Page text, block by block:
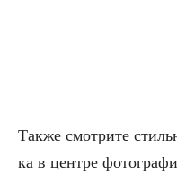
Так­же смот­ри­те
ка в цен­тре